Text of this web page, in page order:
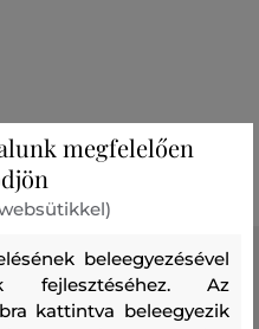
megfelelően
beleegyezésével
fejlesztéséhez. Az
kattintva beleegyezik